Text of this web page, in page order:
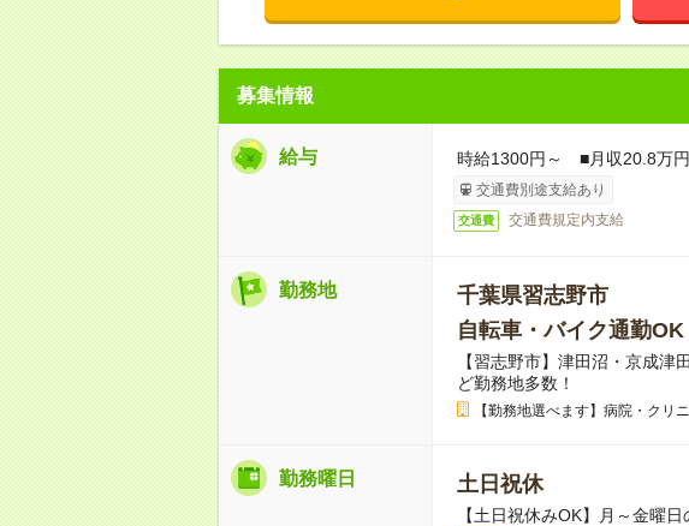
募集情報
給与 時給1300円～ ■月収20.8万円
交通費別途支給あり
交通費 交通費規定内支給
勤務地
千葉県習志野市
自転車・バイク通勤OK
【習志野市】津田沼・京成津
ど勤務地多数！
【勤務地選べます】病院・クリ
勤務曜日 土日祝休
【土日祝休みOK】月～金曜